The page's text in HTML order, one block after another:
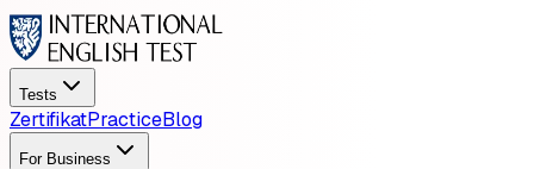
Tests
ZertifikatPracticeBlog
For Business